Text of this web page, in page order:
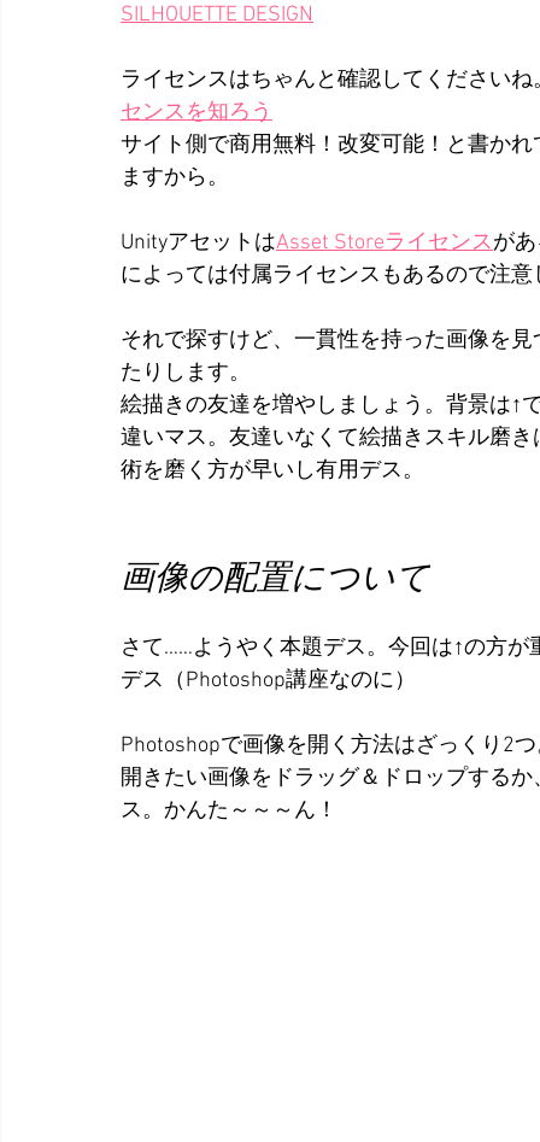
SILHOUETTE DESIGN
ライセンスはちゃんと確認してくださいね
センスを知ろう
サイト側で商用無料！改変可能！と書か
ますから。
UnityアセットはAsset Storeライセンスが
によっては付属ライセンスもあるので注
それで探すけど、一貫性を持った画像を
たりします。
絵描きの友達を増やしましょう。背景は↑
違いマス。友達いなくて絵描きスキル磨
術を磨く方が早いし有用デス。
画像の配置について
さて……ようやく本題デス。今回は↑の方
デス（Photoshop講座なのに）
Photoshopで画像を開く方法はざっくり2
開きたい画像をドラッグ＆ドロップする
ス。かんた～～～ん！